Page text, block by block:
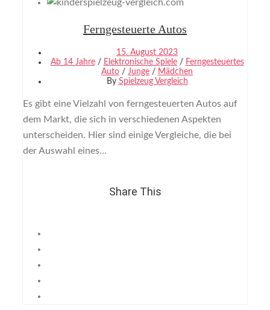
Ferngesteuerte Autos
15. August 2023
Ab 14 Jahre/ Elektronische Spiele/ Ferngesteuertes
Auto / Junge / Mädchen
By Spielzeug Vergleich
Es gibt eine Vielzahl von ferngesteuerten Autos auf
dem Markt, die sich in verschiedenen Aspekten
unterscheiden. Hier sind einige Vergleiche, die bei
der Auswahl eines…
Share This